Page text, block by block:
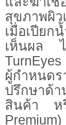
สุขภาพผิ
เมื่อเปีย
เห็นผล
ผู้กำหนด
ปรึกษาด้
สินค้า ห